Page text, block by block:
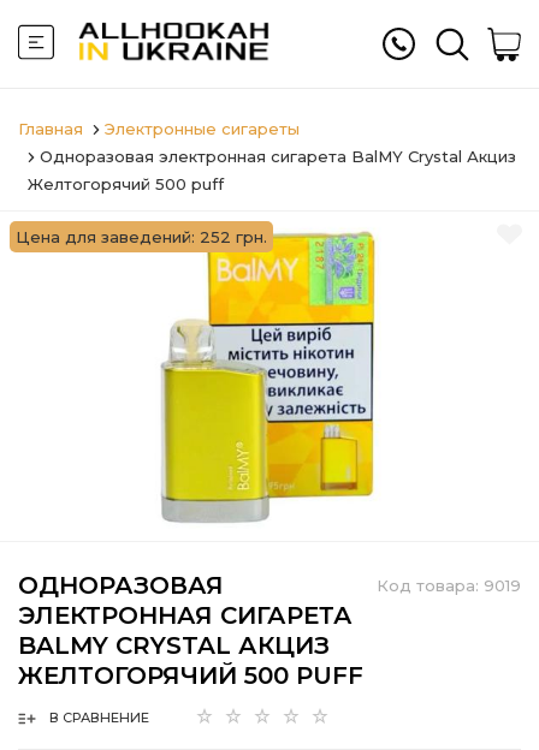
Главная
Электронные сигареты
Одноразовая электронная сигарета BalMY Crystal Акциз
Желтогорячий 500 puff
Цена для заведений: 252 грн.
Код товара: 9019
ОДНОРАЗОВАЯ
ЭЛЕКТРОННАЯ СИГАРЕТА
BALMY CRYSTAL АКЦИЗ
ЖЕЛТОГОРЯЧИЙ 500 PUFF
В СРАВНЕНИЕ